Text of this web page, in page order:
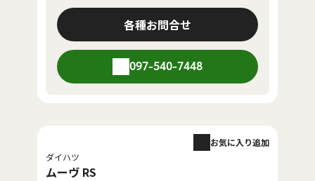
各種お問合せ
097-540-7448
ダイハツ
ムーヴ RS
お気に入り追加